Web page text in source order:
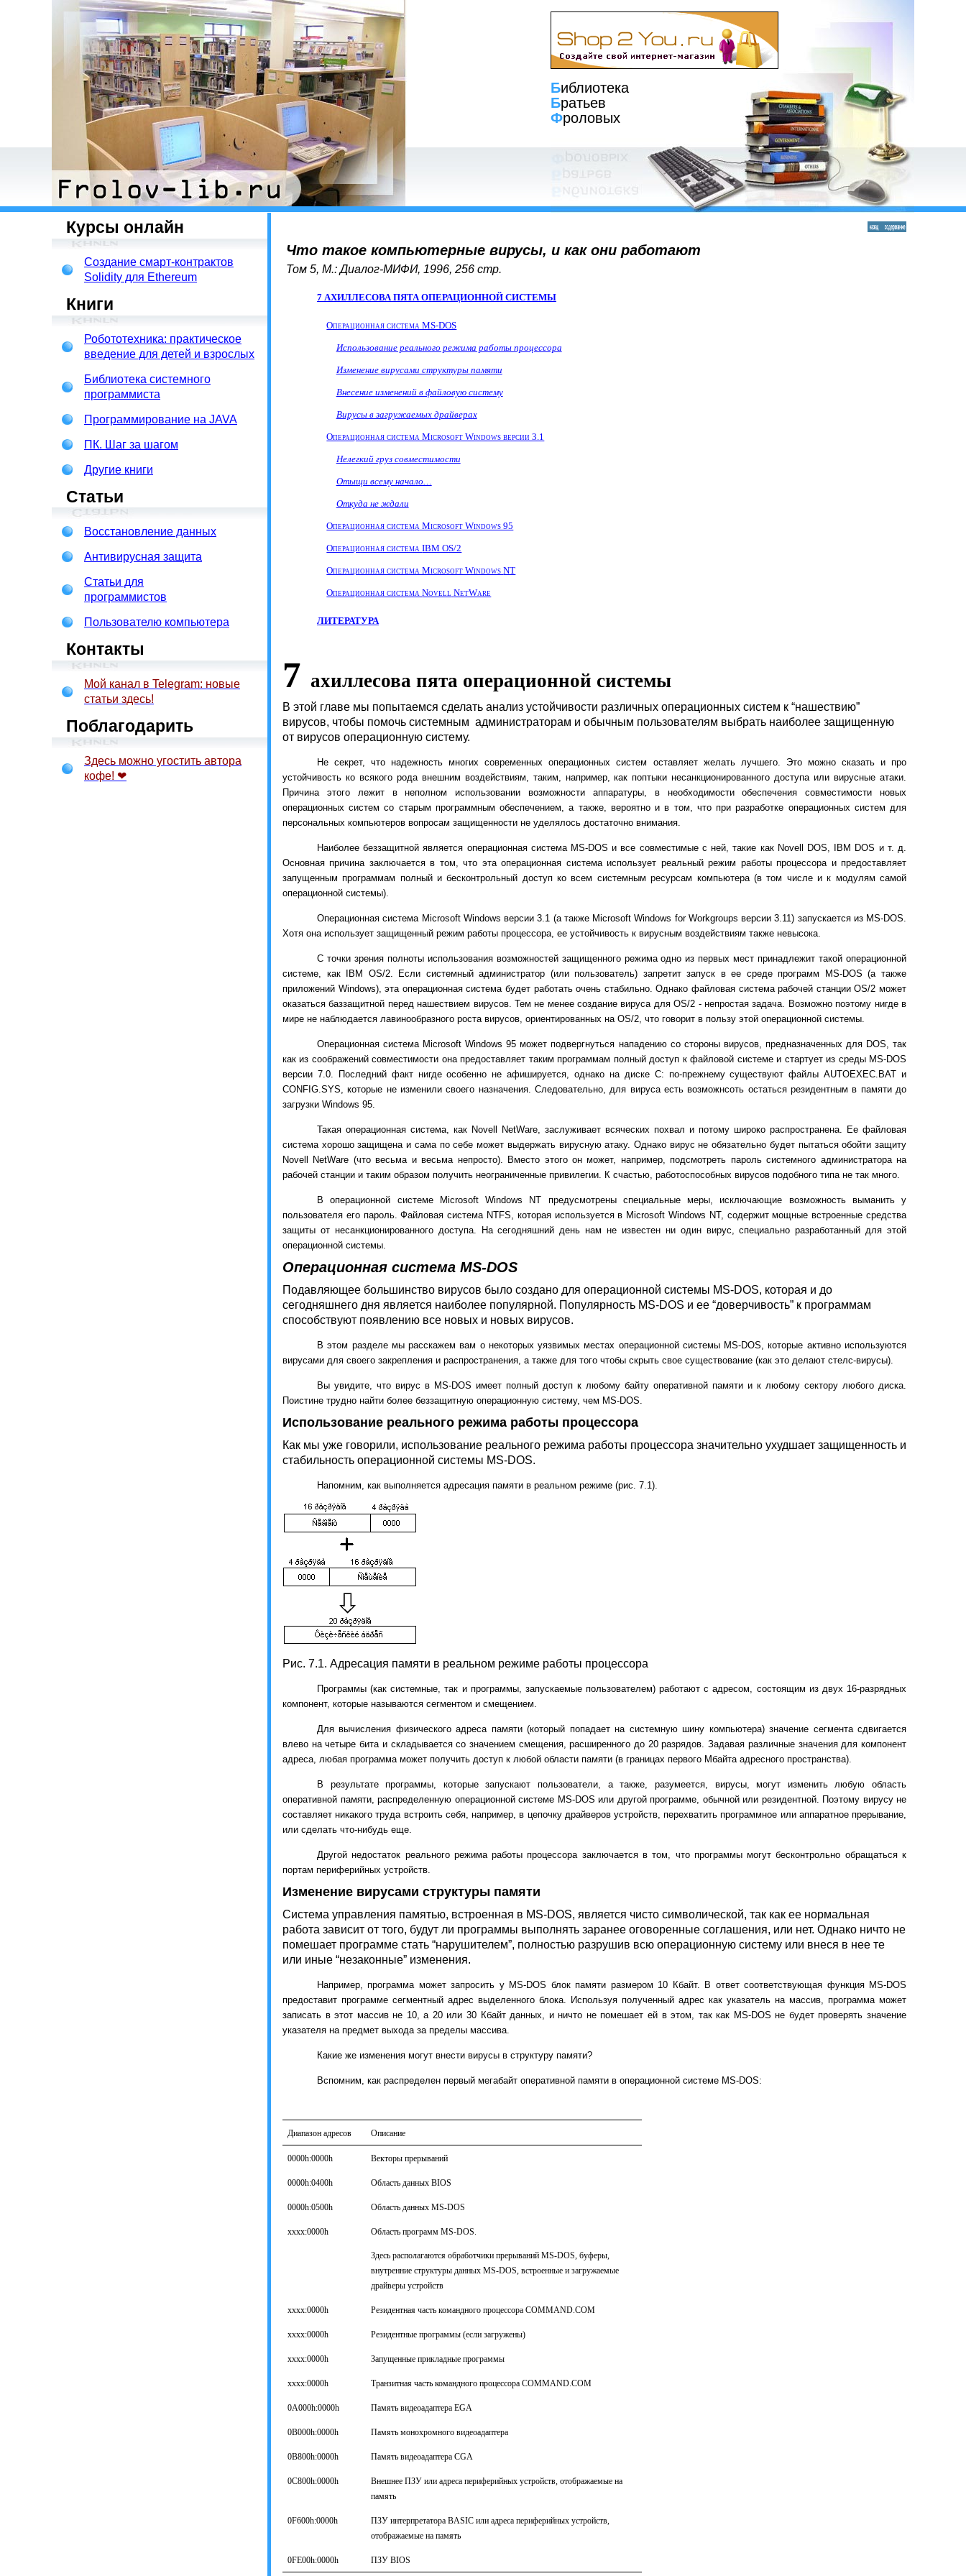
Библиотека
Братьев
Фроловых
Курсы онлайн
Создание смарт-контрактов
Solidity для Ethereum
Книги
Робототехника: практическое
введение для детей и взрослых
Библиотека системного
программиста
Программирование на JAVA
ПК. Шаг за шагом
Другие книги
Статьи
Восстановление данных
Антивирусная защита
Статьи для
программистов
Пользователю компьютера
Контакты
Мой канал в Telegram: новые
статьи здесь!
Поблагодарить
Здесь можно угостить автора
кофе! ❤
Что такое компьютерные вирусы, и как они работают
Том 5, М.: Диалог-МИФИ, 1996, 256 стр.
7 АХИЛЛЕСОВА ПЯТА ОПЕРАЦИОННОЙ СИСТЕМЫ
Операционная система MS-DOS
Использование реального режима работы процессора
Изменение вирусами структуры памяти
Внесение изменений в файловую систему
Вирусы в загружаемых драйверах
Операционная система Microsoft Windows версии 3.1
Нелегкий груз совместимости
Отыщи всему начало…
Откуда не ждали
Операционная система Microsoft Windows 95
Операционная системаIBM OS/2
Операционная система Microsoft WindowsNT
Операционная системаNovell NetWare
ЛИТЕРАТУРА
7 ахиллесова пята операционной системы
В этой главе мы попытаемся сделать анализ устойчивости различных операционных систем к “нашествию”
вирусов, чтобы помочь системным администраторам и обычным пользователям выбрать наиболее защищенную
от вирусов операционную систему.
Не секрет, что надежность многих современных операционных систем оставляет желать лучшего. Это можно сказать и про
устойчивость ко всякого рода внешним воздействиям, таким, например, как поптыки несанкционированного доступа или вирусные атаки.
Причина этого лежит в неполном использовании возможности аппаратуры, в необходимости обеспечения совместимости новых
операционных систем со старым программным обеспечением, а также, вероятно и в том, что при разработке операционных систем для
персональных компьютеров вопросам защищенности не уделялось достаточно внимания.
Наиболее беззащитной является операционная система MS-DOS и все совместимые с ней, такие как Novell DOS, IBM DOS и т. д.
Основная причина заключается в том, что эта операционная система использует реальный режим работы процессора и предоставляет
запущенным программам полный и бесконтрольный доступ ко всем системным ресурсам компьютера (в том числе и к модулям самой
операционной системы).
Операционная система Microsoft Windows версии 3.1 (а также Microsoft Windows for Workgroups версии 3.11) запускается из MS-DOS.
Хотя она использует защищенный режим работы процессора, ее устойчивость к вирусным воздействиям также невысока.
С точки зрения полноты использования возможностей защищенного режима одно из первых мест принадлежит такой операционной
системе, как IBM OS/2. Если системный администратор (или пользователь) запретит запуск в ее среде программ MS-DOS (а также
приложений Windows), эта операционная система будет работать очень стабильно. Однако файловая система рабочей станции OS/2 может
оказаться баззащитной перед нашествием вирусов. Тем не менее создание вируса для OS/2 - непростая задача. Возможно поэтому нигде в
мире не наблюдается лавинообразного роста вирусов, ориентированных на OS/2, что говорит в пользу этой операционной системы.
Операционная система Microsoft Windows 95 может подвергнуться нападению со стороны вирусов, предназначенных для DOS, так
как из соображений совместимости она предоставляет таким программам полный доступ к файловой системе и стартует из среды MS-DOS
версии 7.0. Последний факт нигде особенно не афишируется, однако на диске C: по-прежнему существуют файлы AUTOEXEC.BAT и
CONFIG.SYS, которые не изменили своего назначения. Следовательно, для вируса есть возможнсоть остаться резидентным в памяти до
загрузки Windows 95.
Такая операционная система, как Novell NetWare, заслуживает всяческих похвал и потому широко распространена. Ее файловая
система хорошо защищена и сама по себе может выдержать вирусную атаку. Однако вирус не обязательно будет пытаться обойти защиту
Novell NetWare (что весьма и весьма непросто). Вместо этого он может, например, подсмотреть пароль системного администратора на
рабочей станции и таким образом получить неограниченные привилегии. К счастью, работоспособных вирусов подобного типа не так много.
В операционной системе Microsoft Windows NT предусмотрены специальные меры, исключающие возможность выманить у
пользователя его пароль. Файловая система NTFS, которая используется в Microsoft Windows NT, содержит мощные встроенные средства
защиты от несанкционированного доступа. На сегодняшний день нам не известен ни один вирус, специально разработанный для этой
операционной системы.
Операционная система MS-DOS
Подавляющее большинство вирусов было создано для операционной системы MS-DOS, которая и до
сегодняшнего дня является наиболее популярной. Популярность MS-DOS и ее “доверчивость” к программам
способствуют появлению все новых и новых вирусов.
В этом разделе мы расскажем вам о некоторых уязвимых местах операционной системы MS-DOS, которые активно используются
вирусами для своего закрепления и распространения, а также для того чтобы скрыть свое существование (как это делают стелс-вирусы).
Вы увидите, что вирус в MS-DOS имеет полный доступ к любому байту оперативной памяти и к любому сектору любого диска.
Поистине трудно найти более беззащитную операционную систему, чем MS-DOS.
Использование реального режима работы процессора
Как мы уже говорили, использование реального режима работы процессора значительно ухудшает защищенность и
стабильность операционной системы MS-DOS.
Напомним, как выполняется адресация памяти в реальном режиме (рис. 7.1).
Рис. 7.1. Адресация памяти в реальном режиме работы процессора
Программы (как системные, так и программы, запускаемые пользователем) работают с адресом, состоящим из двух 16-разрядных
компонент, которые называются сегментом и смещением.
Для вычисления физического адреса памяти (который попадает на системную шину компьютера) значение сегмента сдвигается
влево на четыре бита и складывается со значением смещения, расширенного до 20 разрядов. Задавая различные значения для компонент
адреса, любая программа может получить доступ к любой области памяти (в границах первого Мбайта адресного пространства).
В результате программы, которые запускают пользователи, а также, разумеется, вирусы, могут изменить любую область
оперативной памяти, распределенную операционной системе MS-DOS или другой программе, обычной или резидентной. Поэтому вирусу не
составляет никакого труда встроить себя, например, в цепочку драйверов устройств, перехватить программное или аппаратное прерывание,
или сделать что-нибудь еще.
Другой недостаток реального режима работы процессора заключается в том, что программы могут бесконтрольно обращаться к
портам периферийных устройств.
Изменение вирусами структуры памяти
Система управления памятью, встроенная в MS-DOS, является чисто символической, так как ее нормальная
работа зависит от того, будут ли программы выполнять заранее оговоренные соглашения, или нет. Однако ничто не
помешает программе стать “нарушителем”, полностью разрушив всю операционную систему или внеся в нее те
или иные “незаконные” изменения.
Например, программа может запросить у MS-DOS блок памяти размером 10 Кбайт. В ответ соответствующая функция MS-DOS
предоставит программе сегментный адрес выделенного блока. Используя полученный адрес как указатель на массив, программа может
записать в этот массив не 10, а 20 или 30 Кбайт данных, и ничто не помешает ей в этом, так как MS-DOS не будет проверять значение
указателя на предмет выхода за пределы массива.
Какие же изменения могут внести вирусы в структуру памяти?
Вспомним, как распределен первый мегабайт оперативной памяти в операционной системе MS-DOS:
Диапазон адресов Описание
0000h:0000h Векторы прерываний
0000h:0400h Область данных BIOS
0000h:0500h Область данных MS-DOS
xxxx:0000h Область программ MS-DOS.
Здесь располагаются обработчики прерываний MS-DOS, буферы,
внутренние структуры данных MS-DOS, встроенные и загружаемые
драйверы устройств
xxxx:0000h Резидентная часть командного процессора COMMAND.COM
xxxx:0000h Резидентные программы (если загружены)
xxxx:0000h Запущенные прикладные программы
xxxx:0000h Транзитная часть командного процессора COMMAND.COM
0A000h:0000h Память видеоадаптера EGA
0B000h:0000h Память монохромного видеоадаптера
0B800h:0000h Память видеоадаптера CGA
0C800h:0000h
Внешнее ПЗУ или адреса периферийных устройств, отображаемые на
память
0F600h:0000h
ПЗУ интерпретатора BASIC или адреса периферийных устройств,
отображаемые на память
0FE00h:0000h ПЗУ BIOS